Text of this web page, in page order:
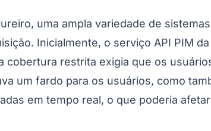
CajamarCaieirasFranco da RochaFrancisco
uma ampla variedade de
Inicialmente, o serviço API PIM
restrita exigia que os
um fardo para os usuários, como
em tempo real, o que poderia